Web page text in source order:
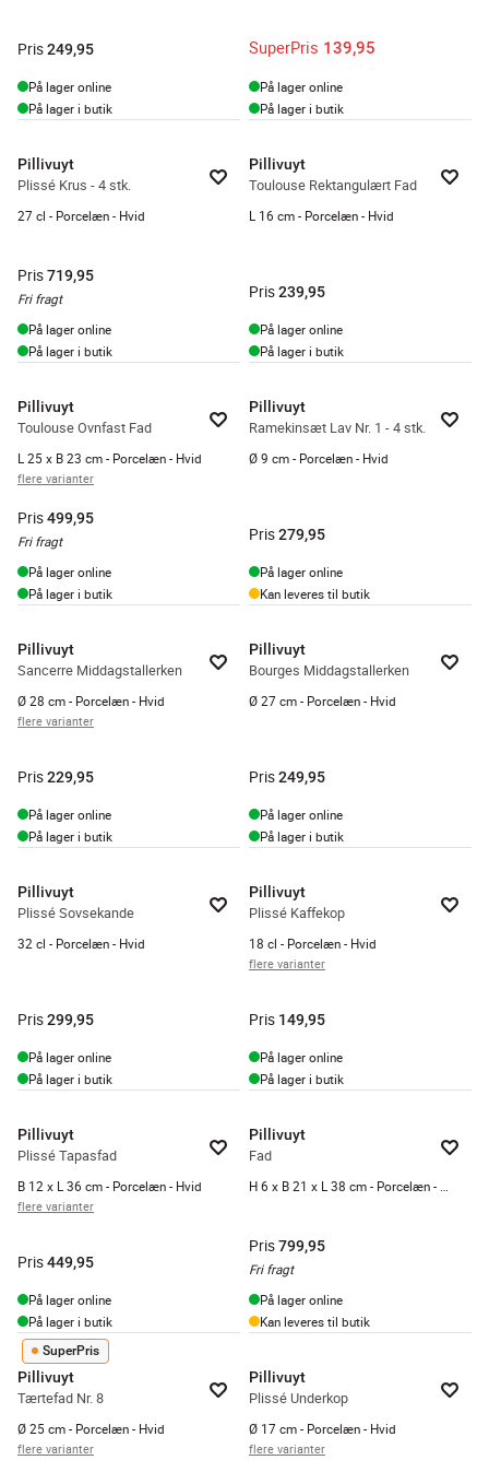
Pris249,95
På lager online
På lager i butik
SuperPris 139,95
På lager online
På lager i butik
Pillivuyt
Plissé Krus - 4 stk.
27 cl - Porcelæn - Hvid
Pris719,95
Fri fragt
På lager online
På lager i butik
Pillivuyt
Toulouse Rektangulært Fad
L 16 cm - Porcelæn - Hvid
Pris239,95
På lager online
På lager i butik
Pillivuyt
Toulouse Ovnfast Fad
L 25 x B 23 cm - Porcelæn - Hvid
flere varianter
Pris499,95
Fri fragt
På lager online
På lager i butik
Pillivuyt
Ramekinsæt Lav Nr. 1 - 4 stk.
Ø 9 cm - Porcelæn - Hvid
Pris279,95
På lager online
Kan leveres til butik
Pillivuyt
Sancerre Middagstallerken
Ø 28 cm - Porcelæn - Hvid
flere varianter
Pris229,95
På lager online
På lager i butik
Pillivuyt
Bourges Middagstallerken
Ø 27 cm - Porcelæn - Hvid
Pris249,95
På lager online
På lager i butik
Pillivuyt
Plissé Sovsekande
32 cl - Porcelæn - Hvid
Pris299,95
På lager online
På lager i butik
Pillivuyt
Plissé Kaffekop
18 cl - Porcelæn - Hvid
flere varianter
Pris 149,95
På lager online
På lager i butik
Pillivuyt
Plissé Tapasfad
B 12 x L 36 cm - Porcelæn - Hvid
flere varianter
Pris449,95
På lager online
På lager i butik
Pillivuyt
Fad
Pris799,95
Fri fragt
På lager online
Kan leveres til butik
SuperPris
Pillivuyt
Tærtefad Nr. 8
Ø 25 cm - Porcelæn - Hvid
flere varianter
Pillivuyt
Plissé Underkop
Ø 17 cm - Porcelæn - Hvid
flere varianter